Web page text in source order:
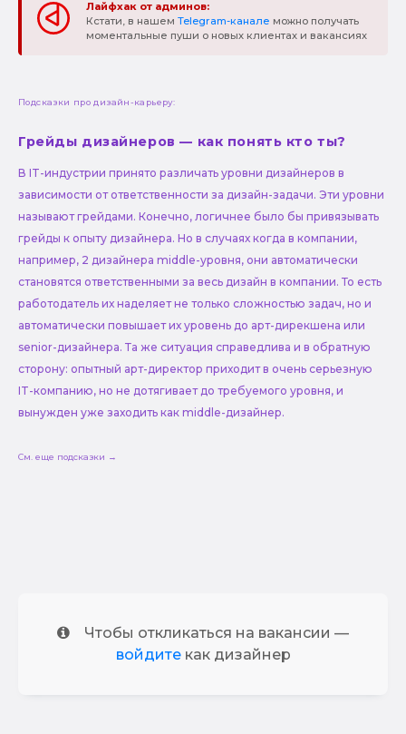
Лайфхак от админов:
Кстати, в нашем Telegram-канале можно получать
моментальные пуши о новых клиентах и вакансиях
Подсказки про дизайн-карьеру:
Грейды дизайнеров — как понять кто ты?
В IT-индустрии принято различать уровни дизайнеров в
зависимости от ответственности за дизайн-задачи. Эти уровни
называют грейдами. Конечно, логичнее было бы привязывать
грейды к опыту дизайнера. Но в случаях когда в компании,
например, 2 дизайнера middle-уровня, они автоматически
становятся ответственными за весь дизайн в компании. То есть
работодатель их наделяет не только сложностью задач, но и
автоматически повышает их уровень до арт-дирекшена или
senior-дизайнера. Та же ситуация справедлива и в обратную
сторону: опытный арт-директор приходит в очень серьезную
IT-компанию, но не дотягивает до требуемого уровня, и
вынужден уже заходить как middle-дизайнер.
См. еще подсказки →
Чтобы откликаться на вакансии —
войдитекак дизайнер